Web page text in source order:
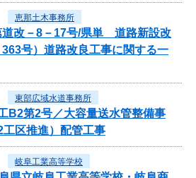
恵那土木事務所
道改－8－17号/県単 道路新設改
号）道路改良工事に関する一
東部広域水道事務所
B2第2号／大容量送水管整備事
区推進）配管工事
岐阜工業高等学校